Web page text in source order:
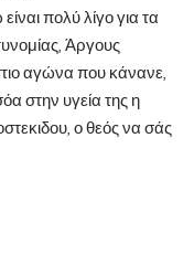
πολύ λίγο για τα
Άργους
αγώνα που κάνανε,
στην υγεία της η
ο θεός να σάς